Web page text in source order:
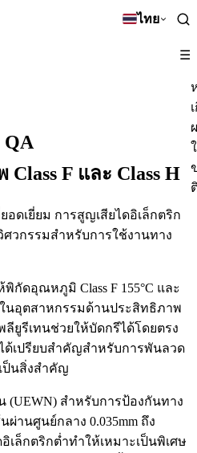
ไทย
☰
QA
F และ Class H
ดเยี่ยม การสูญเสียไดอิเล็กตริก
วกรรมสำหรับการใช้งานทาง
กัดอุณหภูมิ Class F 155°C และ
ในอุตสาหกรรมด้านประสิทธิภาพ
ยูรีเทนช่วยให้บัดกรีได้โดยตรง
เปรียบสำคัญสำหรับการพันลวด
ป็นสิ่งสำคัญ
(UEWN) สำหรับการป้องกันทาง
านศูนย์กลาง 0.035mm ถึง
เล็กตริกต่ำทำให้เหมาะเป็นพิเศษ